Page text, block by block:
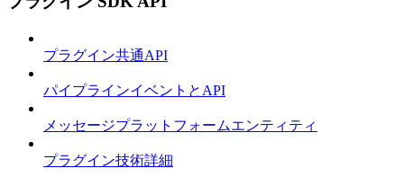
プラグイン共通API
パイプラインイベントとAPI
メッセージプラットフォームエンティティ
プラグイン技術詳細